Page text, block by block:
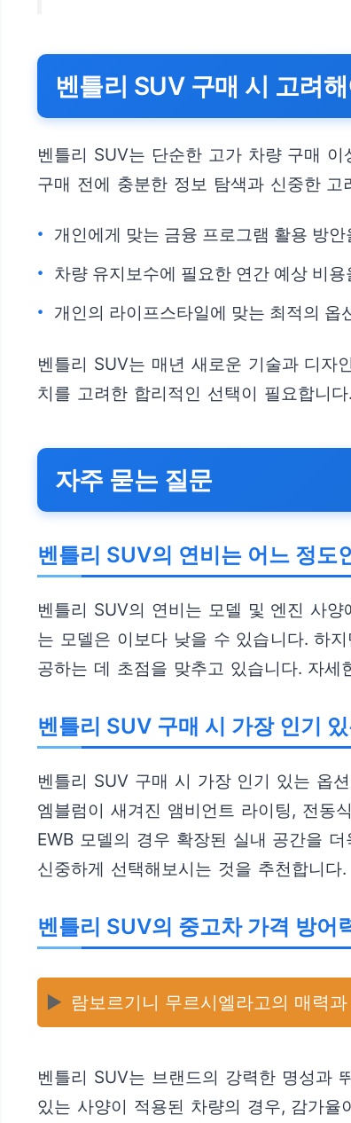
벤틀리 SUV 구매 시 고려
벤틀리 SUV는 단순한 고가 차량 구매
구매 전에 충분한 정보 탐색과 신중한
개인에게 맞는 금융 프로그램 활용 방
차량 유지보수에 필요한 연간 예상 비
개인의 라이프스타일에 맞는 최적의 옵
벤틀리 SUV는 매년 새로운 기술과 디자
치를 고려한 합리적인 선택이 필요합니
자주 묻는 질문
벤틀리 SUV의 연비는 어느 정도
벤틀리 SUV의 연비는 모델 및 엔진 사
는 모델은 이보다 낮을 수 있습니다. 하
공하는 데 초점을 맞추고 있습니다. 자
벤틀리 SUV 구매 시 가장 인기
벤틀리 SUV 구매 시 가장 인기 있는 옵
엠블럼이 새겨진 앰비언트 라이팅, 전동
EWB 모델의 경우 확장된 실내 공간을
신중하게 선택해보시는 것을 추천합니다.
벤틀리 SUV의 중고차 가격 방어
▶️ 람보르기니 무르시엘라고의 매력과
벤틀리 SUV는 브랜드의 강력한 명성과
있는 사양이 적용된 차량의 경우, 감가